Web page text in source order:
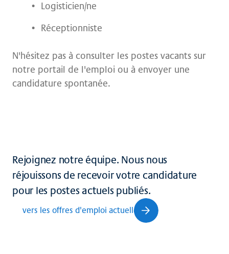
Logisticien/ne
Réceptionniste
N'hésitez pas à consulter les postes vacants sur
notre portail de l'emploi ou à envoyer une
candidature spontanée.
Rejoignez notre équipe. Nous nous
réjouissons de recevoir votre candidature
pour les postes actuels publiés.
vers les offres d'emploi actuelles